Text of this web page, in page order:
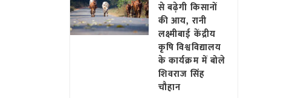
से बढ़ेगी किसानों
की आय, रानी
लक्ष्मीबाई केंद्रीय
कृषि विश्वविद्यालय
के कार्यक्रम में बोले
शिवराज सिंह
चौहान